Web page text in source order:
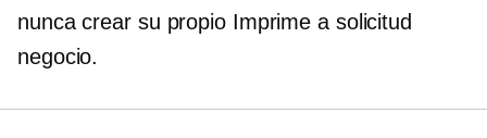
nunca crear su propio Imprime a solicitud
negocio.